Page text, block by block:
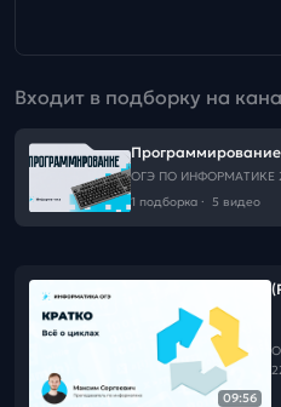
Входит в подборку на
Программирование
ОГЭ ПО ИНФОРМАТИКЕ
1 подборка · 5 видео
09:56